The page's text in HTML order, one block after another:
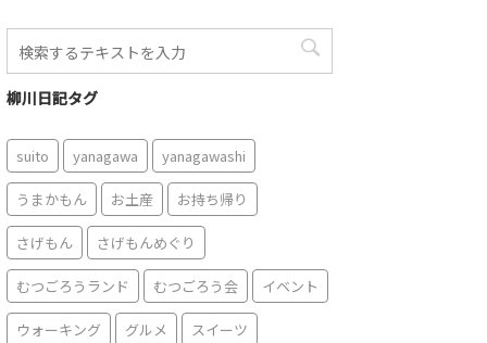
柳川日記タグ
suito yanagawa yanagawashi
うまかもん お土産 お持ち帰り
さげもん さげもんめぐり
むつごろうランド むつごろう会 イベント
ウォーキング グルメ スイーツ